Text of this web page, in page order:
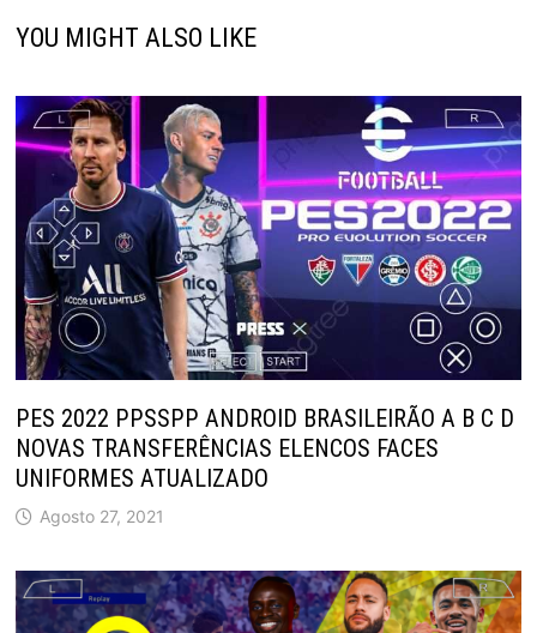
YOU MIGHT ALSO LIKE
PES 2022 PPSSPP ANDROID BRASILEIRÃO A B C D
NOVAS TRANSFERÊNCIAS ELENCOS FACES
UNIFORMES ATUALIZADO
Agosto 27, 2021